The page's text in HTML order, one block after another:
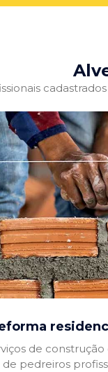
de
pedreiros